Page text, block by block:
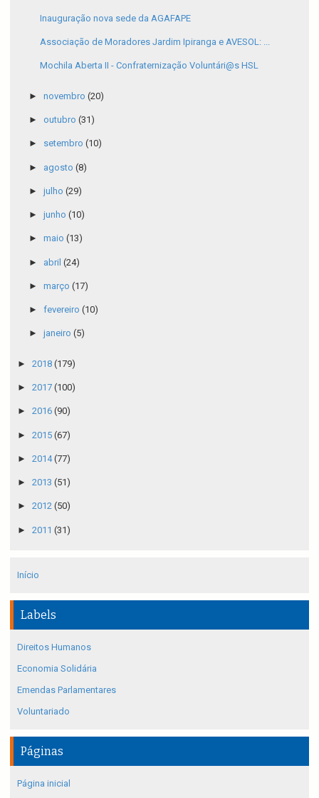
Inauguração nova sede da AGAFAPE
Associação de Moradores Jardim Ipiranga e AVESOL: ...
Mochila Aberta II - Confraternização Voluntári@s HSL
► novembro (20)
► outubro (31)
► setembro (10)
► agosto (8)
► julho (29)
► junho (10)
► maio (13)
► abril (24)
► março (17)
► fevereiro (10)
► janeiro (5)
► 2018 (179)
► 2017 (100)
► 2016 (90)
► 2015 (67)
► 2014(77)
► 2013 (51)
► 2012 (50)
► 2011 (31)
Início
Labels
Direitos Humanos
Economia Solidária
Emendas Parlamentares
Voluntariado
Páginas
Página inicial